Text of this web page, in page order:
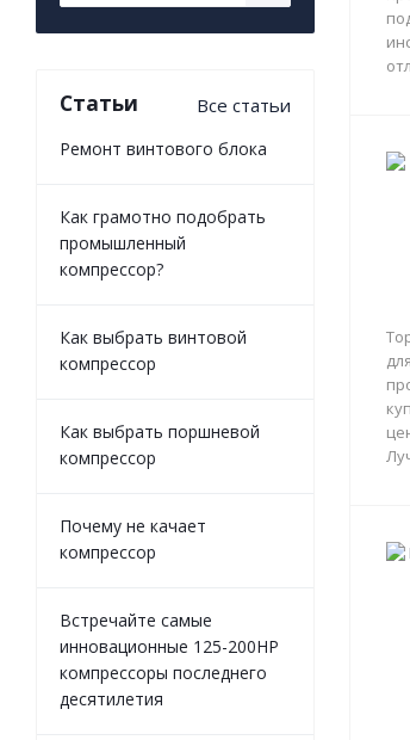
Статьи Все статьи
Ремонт винтового блока
Как грамотно подобрать
промышленный
компрессор?
Как выбрать винтовой
компрессор
Как выбрать поршневой
компрессор
Почему не качает
компрессор
Встречайте самые
инновационные 125-200HP
компрессоры последнего
десятилетия